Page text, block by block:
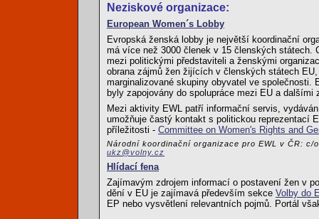
Neziskové organizace:
European Women´s Lobby
Evropská ženská lobby je největší koordinační
má více než 3000 členek v 15 členských státech.
mezi politickými představiteli a ženskými
obrana zájmů žen žijících v členských státech
marginalizované skupiny obyvatel ve
byly zapojovány do spolupráce mezi EU a dalšími
Mezi aktivity EWL patří informační servis,
umožňuje častý kontakt s politickou reprezentací
příležitosti - Committee on Women's Rights and
Národní koordinační organizace pro EWL v ČR:
ukz@volny.cz
Hlídací fena
Zajímavým zdrojem informací o postavení žen v
dění v EU je zajímavá především sekce Volby do
EP nebo vysvětlení relevantních pojmů. Portál